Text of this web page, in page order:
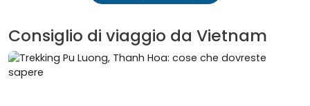
Consiglio di viaggio da Vietnam